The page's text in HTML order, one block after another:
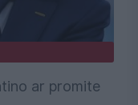
ar promite